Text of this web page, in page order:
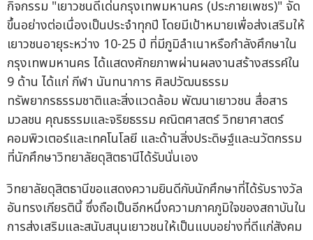
กิจกรรม "เยาวชนดีเด่นกรุงเทพมหานคร (ประกายเพชร)" จัด
ขึ้นอย่างต่อเนื่องเป็นประจำทุกปี โดยมีเป้าหมายเพื่อส่งเสริมให้
เยาวชนอายุระหว่าง 10-25 ปี ที่มีภูมิลำเนาหรือกำลังศึกษาใน
กรุงเทพมหานคร ได้แสดงศักยภาพผ่านผลงานสร้างสรรค์ใน
9 ด้าน ได้แก่ กีฬา นันทนาการ ศิลปวัฒนธรรม
ทรัพยากรธรรมชาติและสิ่งแวดล้อม พัฒนาเยาวชน สื่อสาร
มวลชน คุณธรรมและจริยธรรม คณิตศาสตร์ วิทยาศาสตร์
คอมพิวเตอร์และเทคโนโลยี และด้านสิ่งประดิษฐ์และนวัตกรรม
ที่นักศึกษาวิทยาลัยดุสิตธานีได้รับนั่นเอง
วิทยาลัยดุสิตธานีขอแสดงความยินดีกับนักศึกษาที่ได้รับรางวัล
อันทรงเกียรตินี้ ซึ่งถือเป็นอีกหนึ่งความภาคภูมิใจของสถาบันใน
การส่งเสริมและสนับสนุนเยาวชนให้เป็นแบบอย่างที่ดีแก่สังคม